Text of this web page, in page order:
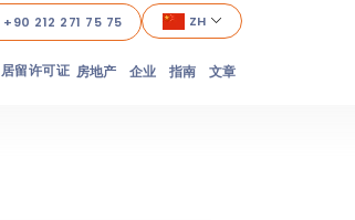
+90 212 271 75 75 ZH
居留许可证 房地产 企业 指南 文章